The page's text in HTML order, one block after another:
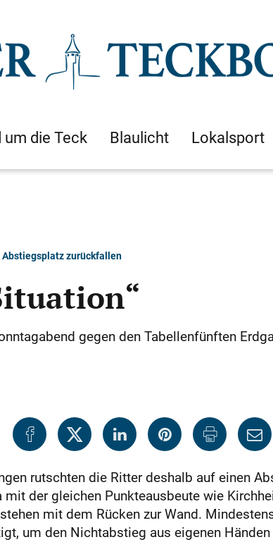
um die Teck Blaulicht Lokalsport
zurückfallen
gegen den Tabellenfünften
rutschten die Ritter deshalb auf einen
der gleichen Punkteausbeute wie
mit dem Rücken zur Wand.
um den Nichtabstieg aus eigenen